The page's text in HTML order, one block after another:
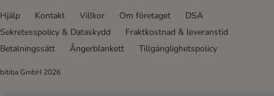
Hjälp Kontakt Villkor Om företaget
DSA
Sekretesspolicy & Dataskydd
Fraktkostnad & leveranstid
Betalningssätt
Ångerblankett Tillgänglighetspolicy
bitiba GmbH 2026